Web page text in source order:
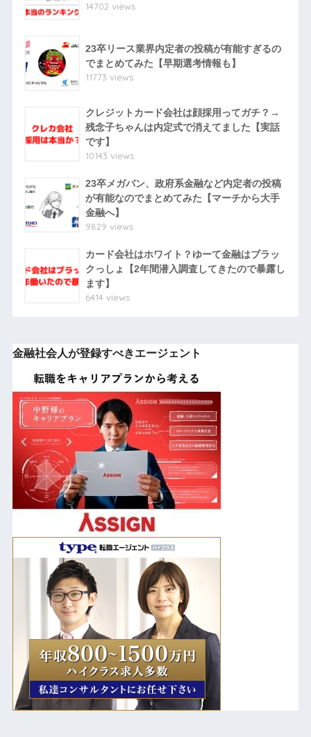
14702 views
23卒リース業界内定者の投稿が有能すぎるの
でまとめてみた【早期選考情報も】
11773 views
クレジットカード会社は顔採用ってガチ？→
残念子ちゃんは内定式で消えてました【実話
です】
10143 views
23卒メガバン、政府系金融など内定者の投稿
が有能なのでまとめてみた【マーチから大手
金融へ】
9829 views
カード会社はホワイト？ゆーて金融はブラッ
クっしょ【2年間潜入調査してきたので暴露し
ます】
6414 views
金融社会人が登録すべきエージェント